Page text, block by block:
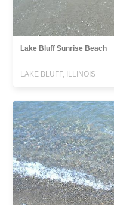
Lake Bluff Sunrise Beach
LAKE BLUFF, ILLINOIS